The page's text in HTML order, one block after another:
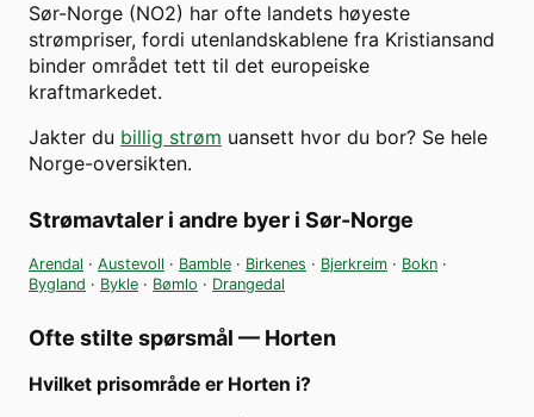
Sør-Norge (NO2) har ofte landets høyeste
strømpriser, fordi utenlandskablene fra Kristiansand
binder området tett til det europeiske
kraftmarkedet.
Jakter du billig strøm uansett hvor du bor? Se hele
Norge-oversikten.
Strømavtaler i andre byer i Sør-Norge
Arendal · Austevoll · Bamble · Birkenes · Bjerkreim · Bokn ·
Bygland · Bykle · Bømlo · Drangedal
Ofte stilte spørsmål — Horten
Hvilket prisområde er Horten i?